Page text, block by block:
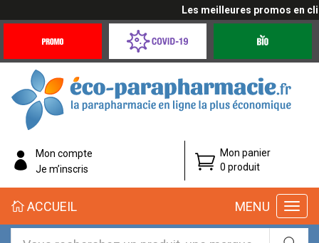
Les meilleures promos en
Offres
Coronavirus
éco-
parapharmacie.fr
éco-
parapharmacie.fr
Mon compte
Je m’inscris
Mon panier
0 produit
MENU
ACCUEIL